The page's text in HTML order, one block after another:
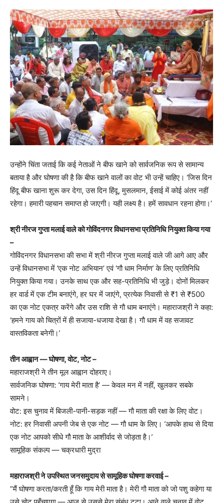
उन्होंने चिंता जताई कि कई नेताओं ने बीफ खाने को सार्वजनिक रूप से सामान्य
बताया है और घोषणा की है कि बीफ खाने वालों का वोट भी उन्हें चाहिए। ‘जिस दिन
हिंदू बीफ खाना शुरू कर देगा, उस दिन हिंदू, मुसलमान, ईसाई में कोई अंतर नहीं
रहेगा। हमारी पहचान समाप्त हो जाएगी। यही लक्ष्य है। हमें सावधान रहना होगा।’
श्री नीरज गुप्ता मलाई वाले को गोविंदनगर विधानसभा प्रतिनिधि नियुक्त किया गया
–
गोविंदनगर विधानसभा की सभा में श्री नीरज गुप्ता मलाई वाले जी आगे आए और
उन्हें विधानसभा में ‘एक नोट अभियान’ एवं ‘गौ धाम निर्माण’ के लिए प्रतिनिधि
नियुक्त किया गया। उनके साथ एक और सह-प्रतिनिधि भी जुड़े। दोनों मिलकर
हर वार्ड में एक टीम बनाएंगे, हर घर में जाएंगे, प्रत्येक निवासी से ₹1 से ₹500
का एक नोट एकत्र करेंगे और उस राशि से गौ धाम बनाएंगे। महाराजश्री ने कहा:
‘हमने गाय को चित्रों में ही सजाया-धजाया देखा है। गौ धाम में वह सजावट
वास्तविकता बनेगी।’
तीन आह्वान — घोषणा, वोट, नोट –
महाराजश्री ने तीन मूल आह्वान दोहराए।
सार्वजनिक घोषणा: ‘गाय मेरी माता है’ — केवल मन में नहीं, खुलकर सबके
सामने।
वोट: इस चुनाव में बिजली-पानी-सड़क नहीं — गौ माता की रक्षा के लिए वोट।
नोट: हर निवासी अपनी जेब से एक नोट — गौ धाम के लिए। ‘आपके हाथ से दिया
एक नोट आपको सीधे गौ माता के आशीर्वाद से जोड़ता है।’
सामूहिक संकल्प — चक्रधारी मुद्रा
महाराजश्री ने उपस्थित जनसमुदाय से सामूहिक घोषणा करवाई –
“मैं घोषणा करता/करती हूँ कि गाय मेरी माता है। मेरी गौ माता को जो पशु कहेगा या